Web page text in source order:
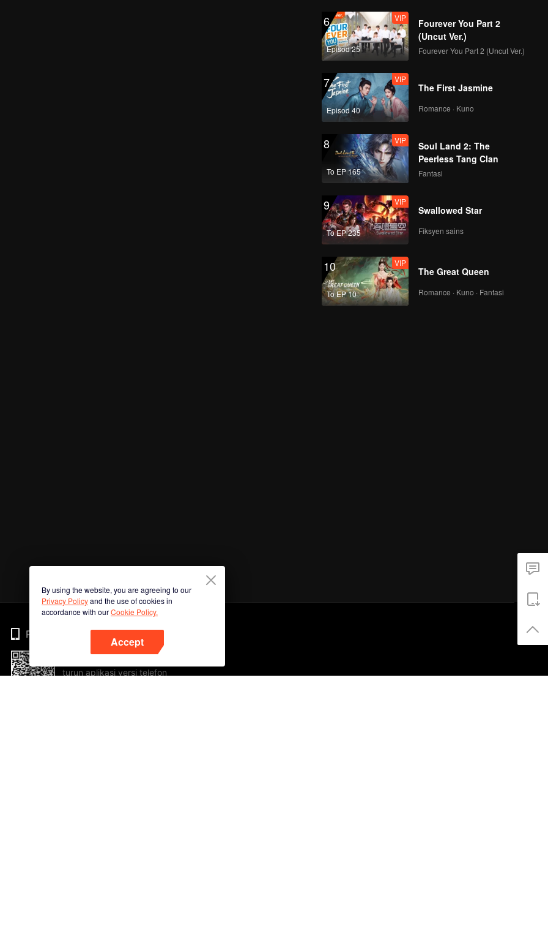
6
Episod 25
VIP
Fourever You Part 2
(Uncut Ver.)
Fourever You Part 2 (Uncut Ver.)
7
Episod 40
VIP
The First Jasmine
Romance · Kuno
8
To EP 165
VIP
Soul Land 2: The
Peerless Tang Clan
Fantasi
9
To EP 235
VIP
Swallowed Star
Fiksyen sains
10
To EP 10
VIP
The Great Queen
Romance · Kuno · Fantasi
By using the website, you are agreeing to our
Privacy Policyand the use of cookies in
accordance with ourCookie Policy.
Accept
Phone
turun aplikasi versi telefon